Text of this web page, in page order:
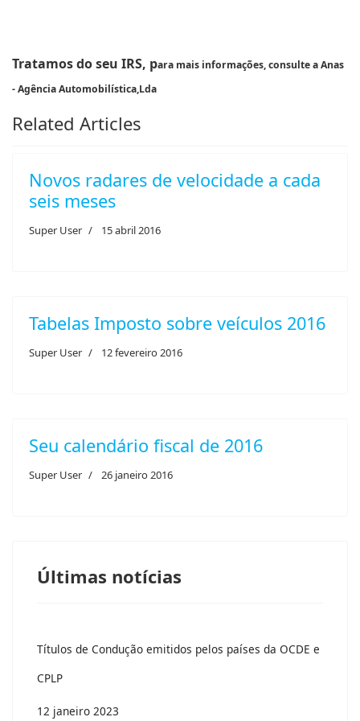
Tratamos do seu IRS, para mais informações, consulte a Anas
-Agência Automobilística,Lda
Related Articles
Novos radares de velocidade a cada
seis meses
Super User 15 abril 2016
Tabelas Imposto sobre veículos 2016
Super User 12 fevereiro 2016
Seu calendário fiscal de 2016
Super User 26 janeiro 2016
Últimas notícias
Títulos de Condução emitidos pelos países da OCDE e
CPLP
12 janeiro 2023